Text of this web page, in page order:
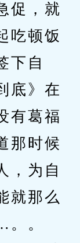
促，就
吃顿饭
下自
底》在
有葛福
那时候
，为自
就那么
。